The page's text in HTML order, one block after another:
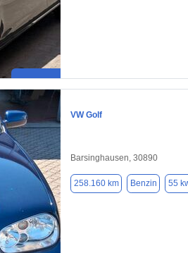
VW Golf
Barsinghausen, 30890
258.160 km Benzin 55